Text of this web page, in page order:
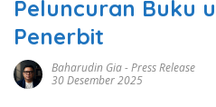
Peluncuran Buku
Penerbit
Baharudin Gia-Press Release
30 Desember 2025